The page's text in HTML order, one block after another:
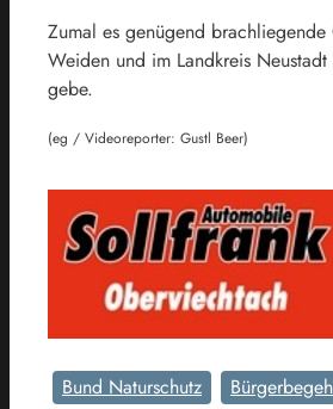
Zumal es genügend
Weiden und im Landkreis
gebe.
(eg / Videoreporter: Gustl Beer)
Bund Naturschutz